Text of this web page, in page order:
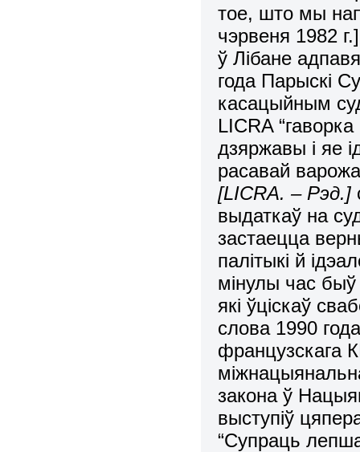
тое, што мы
чэрвеня 1982
ў Лібане
года Парыскі
касацыйным
LICRA
дзяржавы і яе
расавай
[LICRA. – Рэд.]
выдаткаў на
застаецца
палітыкі й
мінулы час быў
які ўціскаў
слова 1990
французскага
закона ў
выступіў
“Супраць